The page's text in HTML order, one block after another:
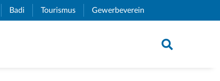
Link)
Badi (External Link)
Tourismus (External Link)
Gewerbeverein